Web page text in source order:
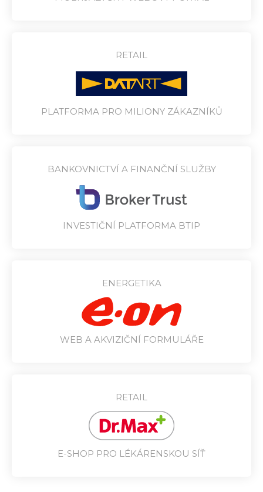
RETAIL
PLATFORMA PRO MILIONY ZÁKAZNÍKŮ
BANKOVNICTVÍ A FINANČNÍ SLUŽBY
INVESTIČNÍ PLATFORMA BTIP
ENERGETIKA
WEB A AKVIZIČNÍ FORMULÁŘE
RETAIL
E-SHOP PRO LÉKÁRENSKOU SÍŤ